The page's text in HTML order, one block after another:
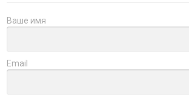
Ваше имя
Email